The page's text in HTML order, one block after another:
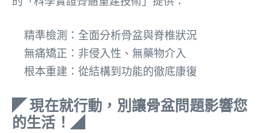
精準檢測：全面分析骨盆與脊椎狀況
無痛矯正：非侵入性、無藥物介入
根本重建：從結構到功能的徹底康復
◤ 現在就行動，別讓骨盆問題影響您
的生活！◢